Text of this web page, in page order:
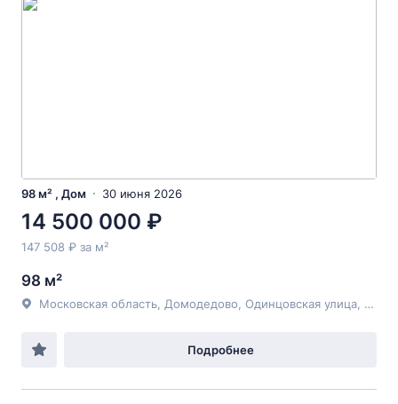
98 м² , Дом 30 июня 2026
14 500 000 ₽
147 508 ₽ за м²
98 м²
Московская область, Домодедово, Одинцовская улица, 52а
Подробнее